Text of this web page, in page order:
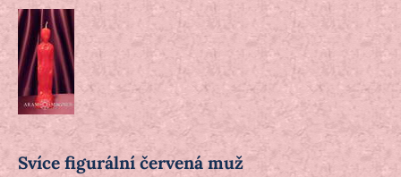
Svíce figurální červená muž